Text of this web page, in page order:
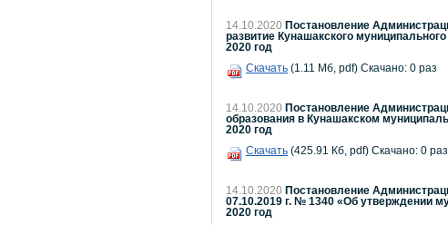
14.10.2020 Постановление
развитие Кунашакского
2020 год
Скачать (1.11 Мб, pdf) Скачано: 0 раз
14.10.2020 Постановление
образования в Кунашакском
2020 год
Скачать (425.91 Кб, pdf) Скачано: 0 раз
14.10.2020 Постановление
07.10.2019 г. № 1340 «Об утверждении
2020 год